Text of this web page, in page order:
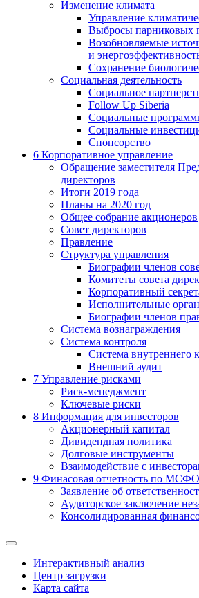
Изменение климата
Управление
Выбросы парниковых
Возобновляемые
и
Сохранение
Социальная деятельность
Социальное
Follow Up Siberia
Социальные
Социальные
Спонсорство
6 Корпоративное управление
Обращение заместителя
директоров
Итоги 2019 года
Планы на 2020 год
Общее собрание акционеров
Совет директоров
Правление
Структура управления
Биографии членов
Комитеты совета
Корпоративный
Исполнительные
Биографии членов
Система вознаграждения
Система контроля
Система внутреннего
Внешний аудит
7 Управление рисками
Риск-менеджмент
Ключевые риски
8 Информация для инвесторов
Акционерный капитал
Дивидендная политика
Долговые инструменты
Взаимодействие с
9 Финасовая отчетность по МСФО
Заявление об
Аудиторское заключение
Консолидированная
Интерактивный анализ
Центр загрузки
Карта сайта